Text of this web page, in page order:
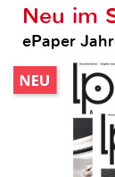
Neu im
ePaper